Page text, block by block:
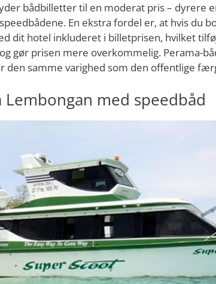
bådbilletter til en moderat pris – dyrere
En ekstra fordel er, at hvis du
dit hotel inkluderet i billetprisen, hvilket
gør prisen mere overkommelig. Perama-
den samme varighed som den offentlige
Lembongan med speedbåd